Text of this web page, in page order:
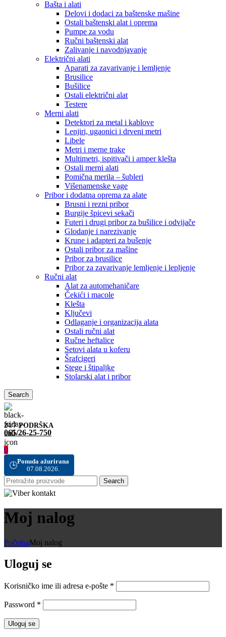
Bašta i alati
Delovi i dodaci za baštenske mašine
Ostali baštenski alat i oprema
Pumpe za vodu
Ručni baštenski alat
Zalivanje i navodnjavanje
Električni alati
Aparati za zavarivanje i lemljenje
Brusilice
Bušilice
Ostali električni alat
Testere
Merni alati
Detektori za metal i kablove
Lenjiri, ugaonici i drveni metri
Libele
Metri i merne trake
Multimetri, ispitivači i amper klešta
Ostali merni alati
Pomična merila – šubleri
Višenamenske vage
Pribor i dodatna oprema za alate
Brusni i rezni pribor
Burgije špicevi sekači
Futeri i drugi pribor za bušilice i odvijače
Glodanje i narezivanje
Krune i adapteri za bušenje
Ostali pribor za mašine
Pribor za brusilice
Pribor za zavarivanje lemljenje i lepljenje
Ručni alat
Alat za automehaničare
Čekići i macole
Klešta
Ključevi
Odlaganje i organizacija alata
Ostali ručni alat
Ručne heftalice
Setovi alata u koferu
Šrafcigeri
Stege i štipaljke
Stolarski alat i pribor
Search
24/7 PODRŠKA
065/26-25-750
0
🕒Ponuda ažurirana
07.08.2026.
Search
Moj nalog
PočetnaMoj nalog
Uloguj se
Korisničko ime ili adresa e-pošte *
Password *
Uloguj se